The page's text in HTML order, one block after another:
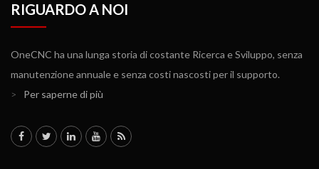
RIGUARDO A NOI
OneCNC ha una lunga storia di costante Ricerca e Sviluppo, senza
manutenzione annuale e senza costi nascosti per il supporto.
>
Per saperne di più